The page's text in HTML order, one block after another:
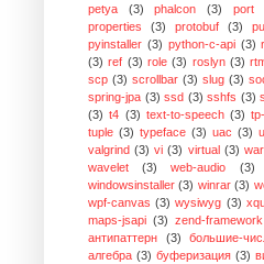
petya
(3) phalcon (3) port
properties
(3) protobuf (3)
pyinstaller (3) python-c-api (3)
(3) ref (3) role (3) roslyn (3)
scp (3) scrollbar (3) slug (3)
spring-jpa (3) ssd (3) sshfs (3)
(3) t4 (3) text-to-speech (3)
tuple (3) typeface (3) uac (3)
valgrind (3) vi (3) virtual (3)
wavelet
(3) web-audio (3)
windowsinstaller (3) winrar (3)
wpf-canvas (3) wysiwyg (3)
maps-jsapi (3) zend-framework
антипаттерн
(3) большие-
алгебра (3) буферизация (3)